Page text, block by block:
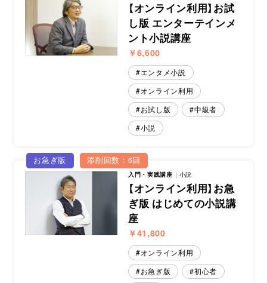
【オンライン利用】お試
し版 エンターテインメ
ント小説講座
￥6,600
エンタメ小説
オンライン利用
お試し版
中級者
小説
お急ぎ版 添削回数：6回
入門・実践講座 小説
【オンライン利用】お急
ぎ版 はじめての小説講
座
￥41,800
オンライン利用
お急ぎ版
初心者